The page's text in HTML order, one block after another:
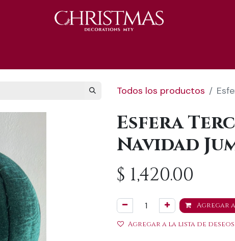
Todos los productos
Esfera
Navidad
$ 1,420.00
Agregar
Agregar a la lista de deseos